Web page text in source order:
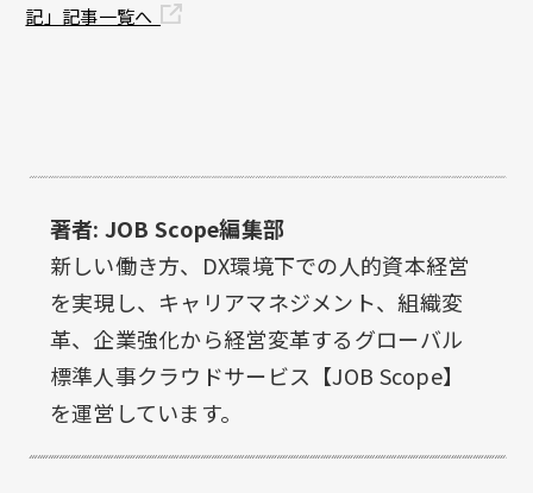
記」記事一覧へ
著者: JOB Scope編集部
新しい働き方、DX環境下での人的資本経営
を実現し、キャリアマネジメント、組織変
革、企業強化から経営変革するグローバル
標準人事クラウドサービス【JOB Scope】
を運営しています。